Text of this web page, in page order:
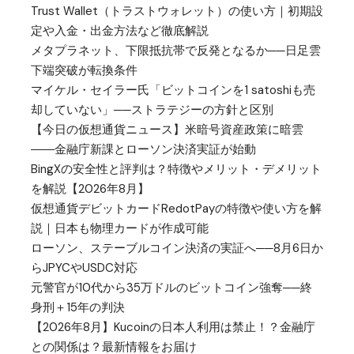
Trust Wallet（トラストウォレット）の使い方｜初期設
定や入金・出金方法など徹底解説
メタプラネット、下限抵抗帯で反発となるか──日足雲
下端突破が転換条件
マイケル・セイラー氏「ビットコインを1 satoshiも売
却していない」──ストラテジーの方針と区別
【今日の仮想通貨ニュース】米暗号資産政策に暗雲
――金融庁新課とローソン決済実証が始動
BingXの安全性と評判は？特徴やメリット・デメリット
を解説【2026年8月】
仮想通貨デビットカードRedotPayの特徴や使い方を解
説｜日本も物理カードが作成可能
ローソン、ステーブルコイン決済の実証へ──8月6日か
らJPYCやUSDC対応
元警官が10代から35万ドルのビットコイン強奪──終
身刑＋15年の判決
【2026年8月】Kucoinの日本人利用は禁止！？金融庁
との関係は？最新情報をお届け